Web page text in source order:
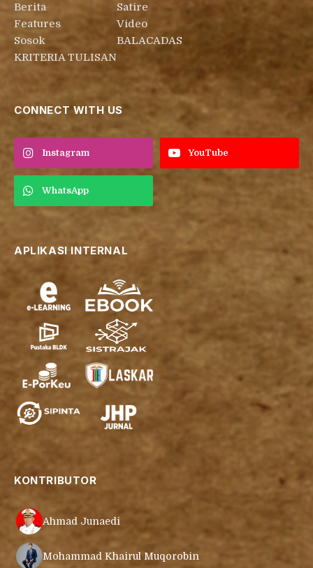
Berita
Features
Sosok
KRITERIA TULISAN
Satire
Video
BALACADAS
CONNECT WITH US
Instagram YouTube
WhatsApp
APLIKASI INTERNAL
KONTRIBUTOR
Ahmad Junaedi
Mohammad Khairul Muqorobin